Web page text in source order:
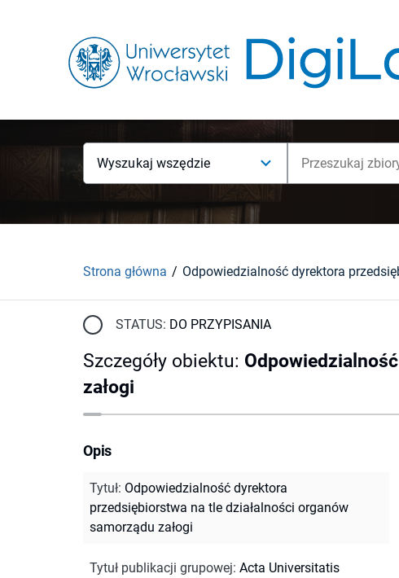
Wyszukaj wszędzie
Strona główna
STATUS: DO PRZYPISANIA
Szczegóły obiektu:
załogi
Opis
Tytuł: Odpowiedzialność dyrektora
przedsiębiorstwa na tle działalności organów
samorządu załogi
Tytuł publikacji grupowej: Acta Universitatis